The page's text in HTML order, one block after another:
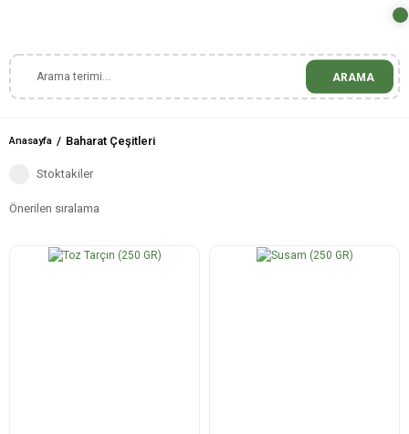
ARAMA
Anasayfa Baharat Çeşitleri
Stoktakiler